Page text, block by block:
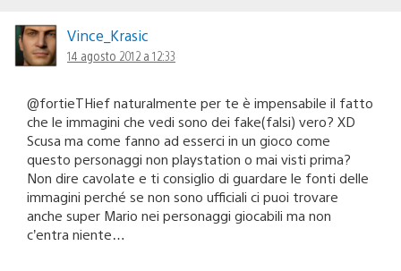
Vince_Krasic
14 agosto 2012 a 12:33
@fortieTHief naturalmente per te è impensabile il fatto
che le immagini che vedi sono dei fake(falsi) vero? XD
Scusa ma come fanno ad esserci in un gioco come
questo personaggi non playstation o mai visti prima?
Non dire cavolate e ti consiglio di guardare le fonti delle
immagini perché se non sono ufficiali ci puoi trovare
anche super Mario nei personaggi giocabili ma non
c’entra niente…